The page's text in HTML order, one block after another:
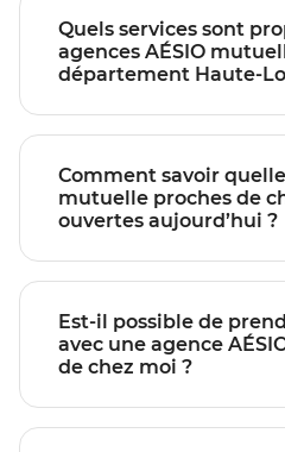
Quels services sont
agences AÉSIO mutuelle du
département Haute-
Comment savoir quelles
mutuelle proches de
ouvertes aujourd’hui ?
Est-il possible de
avec une agence AÉSIO mutuelle près
de chez moi ?